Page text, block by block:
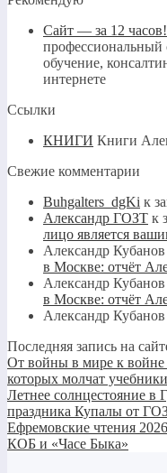
Сайт — за 12 часов!
профессиональный
обучение,
интернете
Ссылки
КНИГИ Книги
Свежие комментарии
Buhgalters_dgKi к
Александр ГОЗТ к
лицо является
Александр Кубанов
в Москве: отчёт
Александр Кубанов
в Москве: отчёт
Александр Кубанов
Последняя запись на
От войны в мире к войне
которых молчат учебники
Летнее солнцестояние в
праздника Купалы от
Ефремовские чтения
КОБ и «Часе Быка»